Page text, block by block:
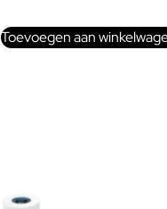
Toevoegen aan